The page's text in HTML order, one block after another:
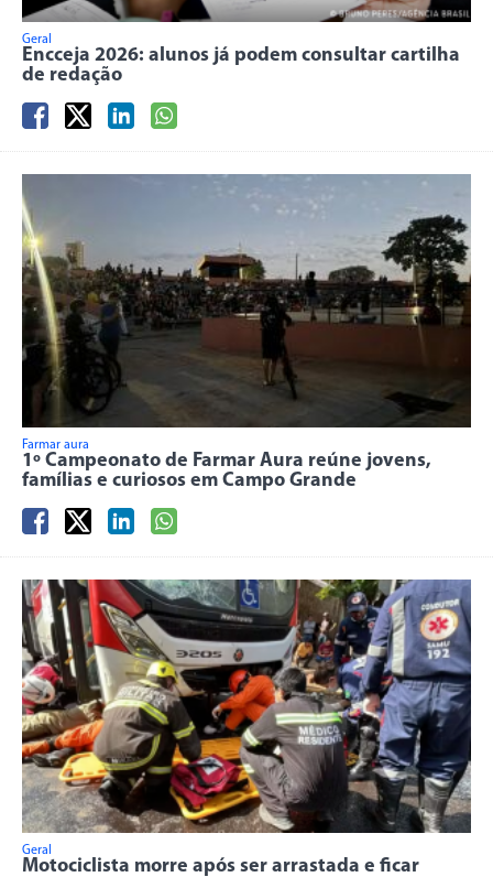
Geral
Encceja 2026: alunos já podem consultar cartilha
de redação
Farmar aura
1º Campeonato de Farmar Aura reúne jovens,
famílias e curiosos em Campo Grande
Geral
Motociclista morre após ser arrastada e ficar